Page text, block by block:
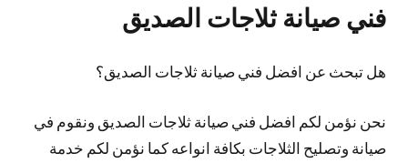
فني صيانة ثلاجات الصديق
هل تبحث عن افضل فني صيانة ثلاجات الصديق؟
نحن نؤمن لكم افضل فني صيانة ثلاجات الصديق ونقوم في
صيانة وتصليح الثلاجات بكافة انواعه كما نؤمن لكم خدمة